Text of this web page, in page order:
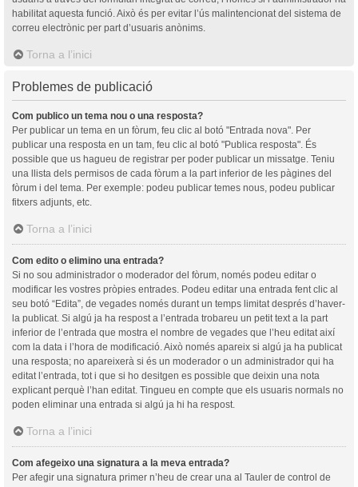
habilitat aquesta funció. Això és per evitar l’ús malintencionat del sistema de
correu electrònic per part d’usuaris anònims.
Torna a l’inici
Problemes de publicació
Com publico un tema nou o una resposta?
Per publicar un tema en un fòrum, feu clic al botó "Entrada nova". Per
publicar una resposta en un tam, feu clic al botó "Publica resposta". És
possible que us hagueu de registrar per poder publicar un missatge. Teniu
una llista dels permisos de cada fòrum a la part inferior de les pàgines del
fòrum i del tema. Per exemple: podeu publicar temes nous, podeu publicar
fitxers adjunts, etc.
Torna a l’inici
Com edito o elimino una entrada?
Si no sou administrador o moderador del fòrum, només podeu editar o
modificar les vostres pròpies entrades. Podeu editar una entrada fent clic al
seu botó “Edita”, de vegades només durant un temps limitat després d’haver-
la publicat. Si algú ja ha respost a l’entrada trobareu un petit text a la part
inferior de l’entrada que mostra el nombre de vegades que l’heu editat així
com la data i l’hora de modificació. Això només apareix si algú ja ha publicat
una resposta; no apareixerà si és un moderador o un administrador qui ha
editat l’entrada, tot i que si ho desitgen es possible que deixin una nota
explicant perquè l’han editat. Tingueu en compte que els usuaris normals no
poden eliminar una entrada si algú ja hi ha respost.
Torna a l’inici
Com afegeixo una signatura a la meva entrada?
Per afegir una signatura primer n’heu de crear una al Tauler de control de